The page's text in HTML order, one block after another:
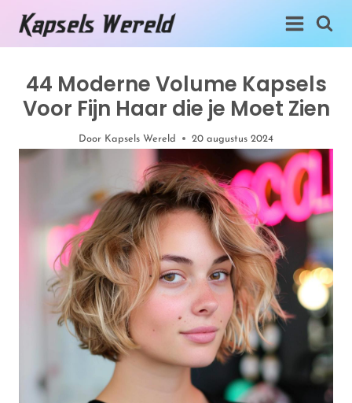
naar
inhoud
44 Moderne Volume Kapsels
Voor Fijn Haar die je Moet Zien
Door Kapsels Wereld 20 augustus 2024